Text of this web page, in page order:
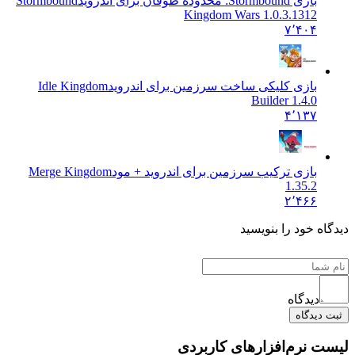
Kingdom Wars 1.0.3.1312
بازی کلیکی ساخت سرزمین برای اندروید Idle Kingdom
Builder 1.4.0
بازی ترکیب سرزمین برای اندروید + مودMerge Kingdom
خود را بنویسید
نرم‌افزارهای کاربردی